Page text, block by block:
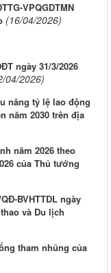
VPQGDTMN
(16/04/2026)
ngày 31/3/2026
04/2026)
nâng tỷ lệ lao động
năm 2030 trên địa
năm 2026 theo
của Thủ tướng
BVHTTDL ngày
và Du lịch
tham nhũng của